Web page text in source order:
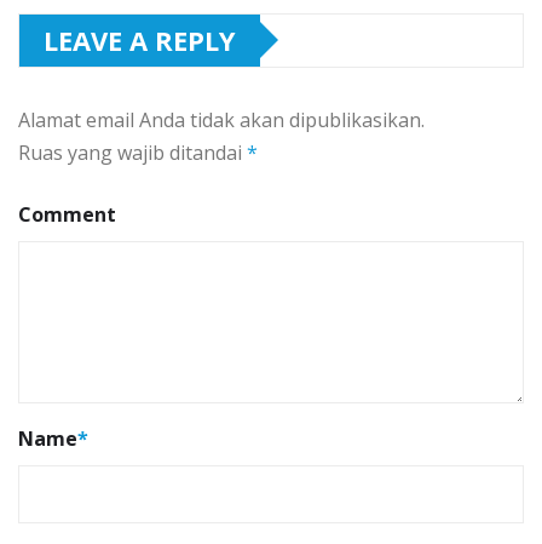
LEAVE A REPLY
Alamat email Anda tidak akan dipublikasikan.
Ruas yang wajib ditandai *
Comment
Name*